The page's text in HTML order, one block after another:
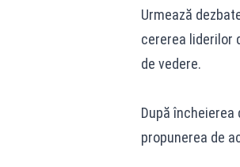
Urmează
cererea liderilor
de vedere.
După
propunerea de